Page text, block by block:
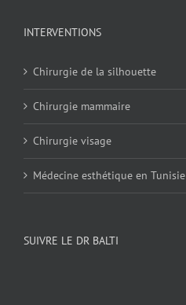
INTERVENTIONS
Chirurgie de la silhouette
Chirurgie mammaire
Chirurgie visage
Médecine esthétique en Tunisie
SUIVRE LE DR BALTI